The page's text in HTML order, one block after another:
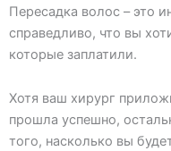
Пересадка волос – это
справедливо, что вы
которые заплатили.
Хотя ваш хирург
прошла успешно,
того, насколько вы